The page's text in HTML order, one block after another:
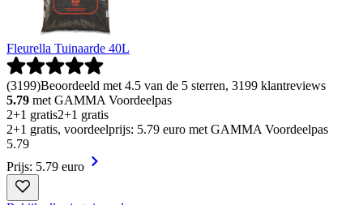
Fleurella Tuinaarde 40L
(3199)Beoordeeld met 4.5 van de 5 sterren, 3199 klantreviews
5.79 met GAMMA Voordeelpas
2+1 gratis2+1 gratis
2+1 gratis, voordeelprijs: 5.79 euro met GAMMA Voordeelpas
5.79
Prijs: 5.79 euro